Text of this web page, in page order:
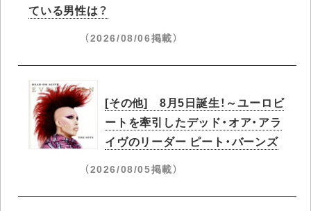
ている男性は？
（2026/08/06掲載）
[その他] 8月5日誕生！～ユーロビ
ートを牽引したデッド・オア・アラ
イヴのリーダー ピート・バーンズ
（2026/08/05掲載）